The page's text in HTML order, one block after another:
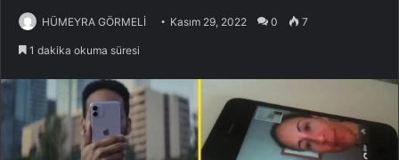
HÜMEYRA GÖRMELİ Kasım 29, 2022 0 7
1 dakika okuma süresi